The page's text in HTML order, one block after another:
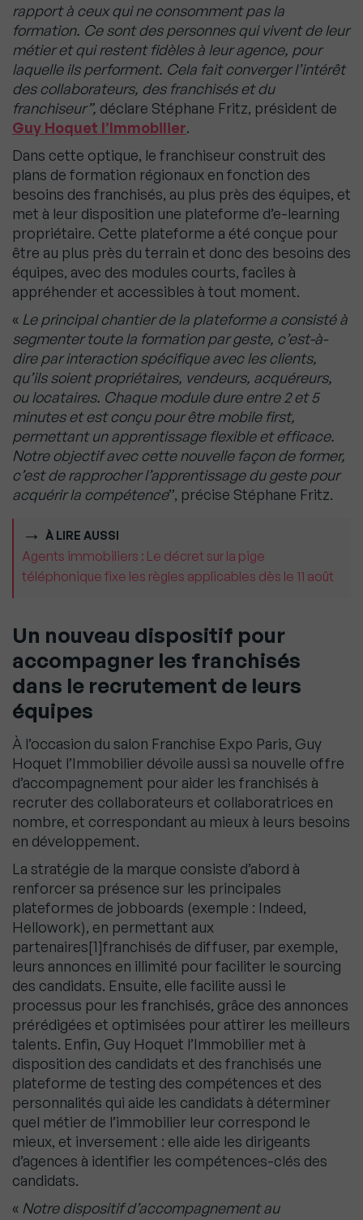
rapport à ceux qui ne consomment pas la
formation. Ce sont des personnes qui vivent de leur
métier et qui restent fidèles à leur agence, pour
laquelle ils performent. Cela fait converger l’intérêt
des collaborateurs, des franchisés et du
franchiseur”, déclare Stéphane Fritz, président de
Guy Hoquet l’Immobilier.
Dans cette optique, le franchiseur construit des
plans de formation régionaux en fonction des
besoins des franchisés, au plus près des équipes, et
met à leur disposition une plateforme d’e-learning
propriétaire. Cette plateforme a été conçue pour
être au plus près du terrain et donc des besoins des
équipes, avec des modules courts, faciles à
appréhender et accessibles à tout moment.
« Le principal chantier de la plateforme a consisté à
segmenter toute la formation par geste, c’est-à-
dire par interaction spécifique avec les clients,
qu’ils soient propriétaires, vendeurs, acquéreurs,
ou locataires. Chaque module dure entre 2 et 5
minutes et est conçu pour être mobile first,
permettant un apprentissage flexible et efficace.
Notre objectif avec cette nouvelle façon de former,
c’est de rapprocher l’apprentissage du geste pour
acquérir la compétence”, précise Stéphane Fritz.
À LIRE AUSSI
Agents immobiliers : Le décret sur la pige
téléphonique fixe les règles applicables dès le 11 août
Un nouveau dispositif pour
accompagner les franchisés
dans le recrutement de leurs
équipes
À l’occasion du salon Franchise Expo Paris, Guy
Hoquet l’Immobilier dévoile aussi sa nouvelle offre
d’accompagnement pour aider les franchisés à
recruter des collaborateurs et collaboratrices en
nombre, et correspondant au mieux à leurs besoins
en développement.
La stratégie de la marque consiste d’abord à
renforcer sa présence sur les principales
plateformes de jobboards (exemple : Indeed,
Hellowork), en permettant aux
partenaires[1]franchisés de diffuser, par exemple,
leurs annonces en illimité pour faciliter le sourcing
des candidats. Ensuite, elle facilite aussi le
processus pour les franchisés, grâce des annonces
prérédigées et optimisées pour attirer les meilleurs
talents. Enfin, Guy Hoquet l’Immobilier met à
disposition des candidats et des franchisés une
plateforme de testing des compétences et des
personnalités qui aide les candidats à déterminer
quel métier de l’immobilier leur correspond le
mieux, et inversement : elle aide les dirigeants
d’agences à identifier les compétences-clés des
candidats.
« Notre dispositif d’accompagnement au